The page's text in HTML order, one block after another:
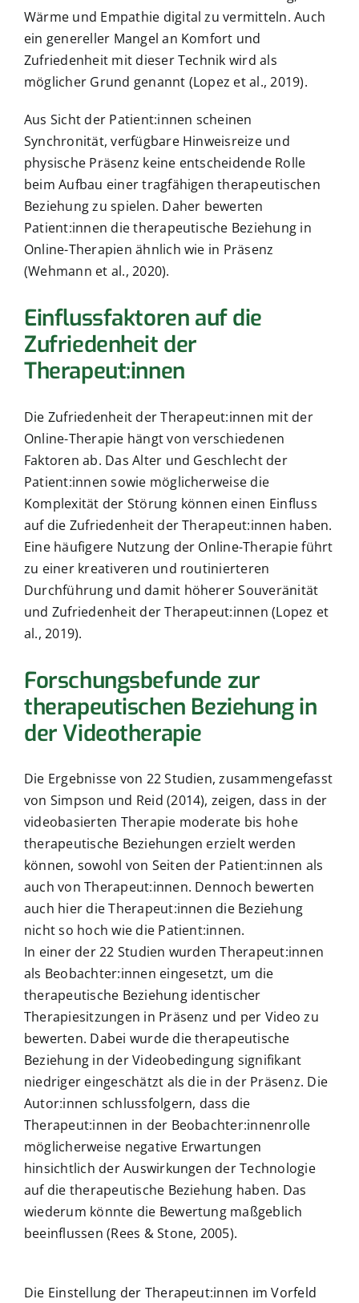
Wärme und Empathie digital zu vermitteln. Auch
ein genereller Mangel an Komfort und
Zufriedenheit mit dieser Technik wird als
möglicher Grund genannt (Lopez et al., 2019).
Aus Sicht der Patient:innen scheinen
Synchronität, verfügbare Hinweisreize und
physische Präsenz keine entscheidende Rolle
beim Aufbau einer tragfähigen therapeutischen
Beziehung zu spielen. Daher bewerten
Patient:innen die therapeutische Beziehung in
Online-Therapien ähnlich wie in Präsenz
(Wehmann et al., 2020).
Einflussfaktoren auf die
Zufriedenheit der
Therapeut:innen
Die Zufriedenheit der Therapeut:innen mit der
Online-Therapie hängt von verschiedenen
Faktoren ab. Das Alter und Geschlecht der
Patient:innen sowie möglicherweise die
Komplexität der Störung können einen Einfluss
auf die Zufriedenheit der Therapeut:innen haben.
Eine häufigere Nutzung der Online-Therapie führt
zu einer kreativeren und routinierteren
Durchführung und damit höherer Souveränität
und Zufriedenheit der Therapeut:innen (Lopez et
al., 2019).
Forschungsbefunde zur
therapeutischen Beziehung in
der Videotherapie
Die Ergebnisse von 22 Studien, zusammengefasst
von Simpson und Reid (2014), zeigen, dass in der
videobasierten Therapie moderate bis hohe
therapeutische Beziehungen erzielt werden
können, sowohl von Seiten der Patient:innen als
auch von Therapeut:innen. Dennoch bewerten
auch hier die Therapeut:innen die Beziehung
nicht so hoch wie die Patient:innen.
In einer der 22 Studien wurden Therapeut:innen
als Beobachter:innen eingesetzt, um die
therapeutische Beziehung identischer
Therapiesitzungen in Präsenz und per Video zu
bewerten. Dabei wurde die therapeutische
Beziehung in der Videobedingung signifikant
niedriger eingeschätzt als die in der Präsenz. Die
Autor:innen schlussfolgern, dass die
Therapeut:innen in der Beobachter:innenrolle
möglicherweise negative Erwartungen
hinsichtlich der Auswirkungen der Technologie
auf die therapeutische Beziehung haben. Das
wiederum könnte die Bewertung maßgeblich
beeinflussen (Rees & Stone, 2005).
Die Einstellung der Therapeut:innen im Vorfeld